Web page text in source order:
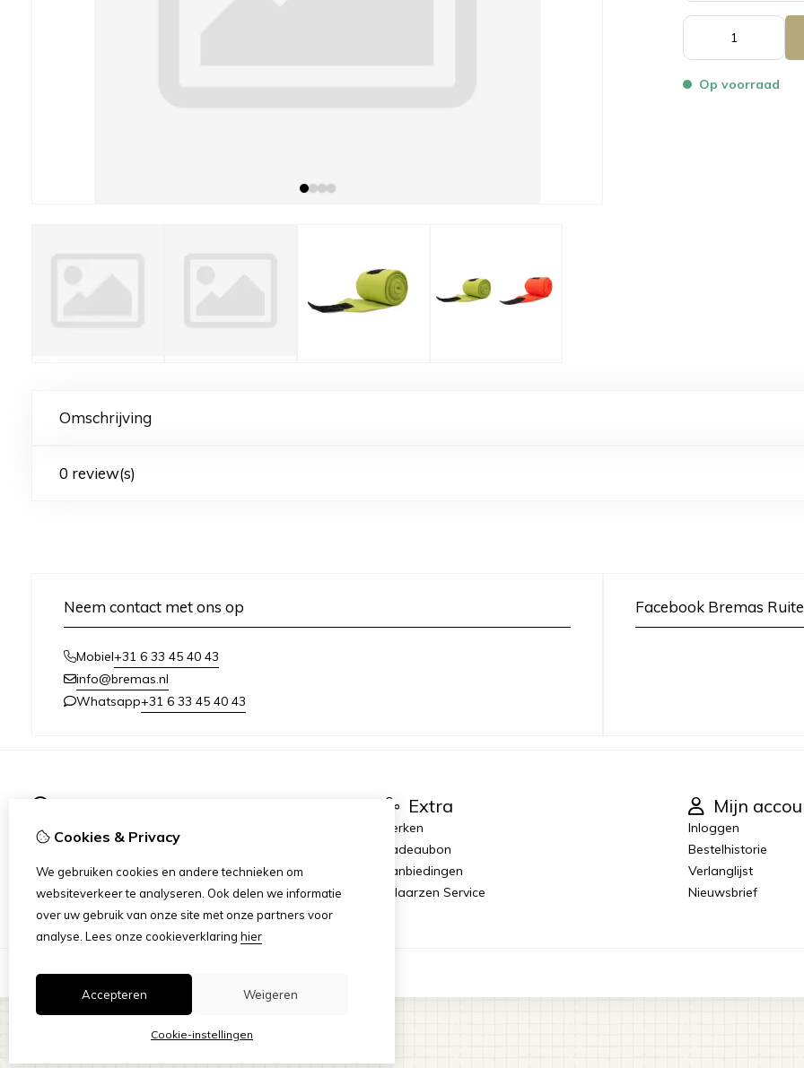
Op voorraad
Omschrijving
0 review(s)
Neem contact met ons op
Mobiel+31 6 33 45 40 43
info@bremas.nl
Whatsapp+31 6 33 45 40 43
Facebook Bremas
Verzending & Betaling
Algemene Voorwaarden
Privacy Statement
Extra
Merken
Cadeaubon
Aanbiedingen
Rijlaarzen Service
Mijn
Inloggen
Bestelhistorie
Verlanglijst
Nieuwsbrief
Cookies & Privacy
We gebruiken cookies en andere technieken om
websiteverkeer te analyseren. Ook delen we informatie
over uw gebruik van onze site met onze partners voor
analyse. Lees onze cookieverklaring hier
Accepteren Weigeren
Cookie-instellingen